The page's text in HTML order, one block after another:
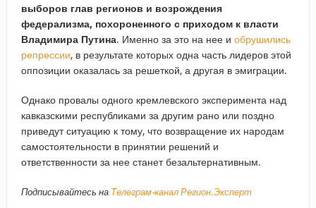
выборов глав регионов и возрождения
федерализма, похороненного с приходом к власти
Владимира Путина. Именно за это на нее и обрушились
репрессии, в результате которых одна часть лидеров этой
оппозиции оказалась за решеткой, а другая в эмиграции.
Однако провалы одного кремлевского эксперимента над
кавказскими республиками за другим рано или поздно
приведут ситуацию к тому, что возвращение их народам
самостоятельности в принятии решений и
ответственности за нее станет безальтернативным.
Подписывайтесь на Телеграм-канал Регион.Эксперт